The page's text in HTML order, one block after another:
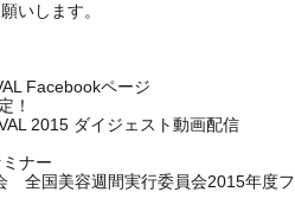
いします。
Facebookページ
！
2015 ダイジェスト動画配信
ミナー
全国美容週間実行委員会2015年度フ